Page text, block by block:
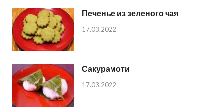
Печенье из зеленого чая
17.03.2022
Сакурамоти
17.03.2022